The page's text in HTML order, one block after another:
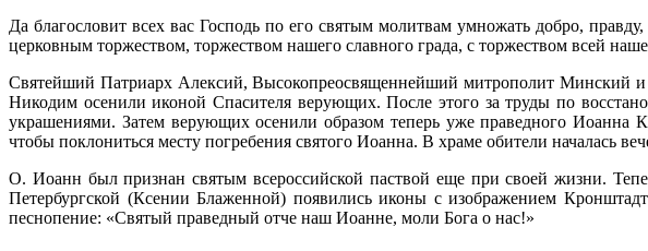
Да благословит всех вас Господь по его святым молитвам умножать добро,
церковным тор­жеством, торжеством нашего славного града, с торже­ством всей
Святейший Патриарх Алексий, Высокопреосвященнейший митрополит Минский и
Никодим осенили иконой Спасителя верующих. После этого за труды по
украшениями. Затем верующих осенили образом теперь уже праведного Иоанна
чтобы поклониться месту погребения святого Иоанна. В храме обители началась
О. Иоанн был признан святым всероссийской паствой еще при своей жизни.
Петербургской (Ксении Блаженной) появились иконы с изображением
песнопение: «Святый праведный отче наш Иоанне, моли Бога о нас!»